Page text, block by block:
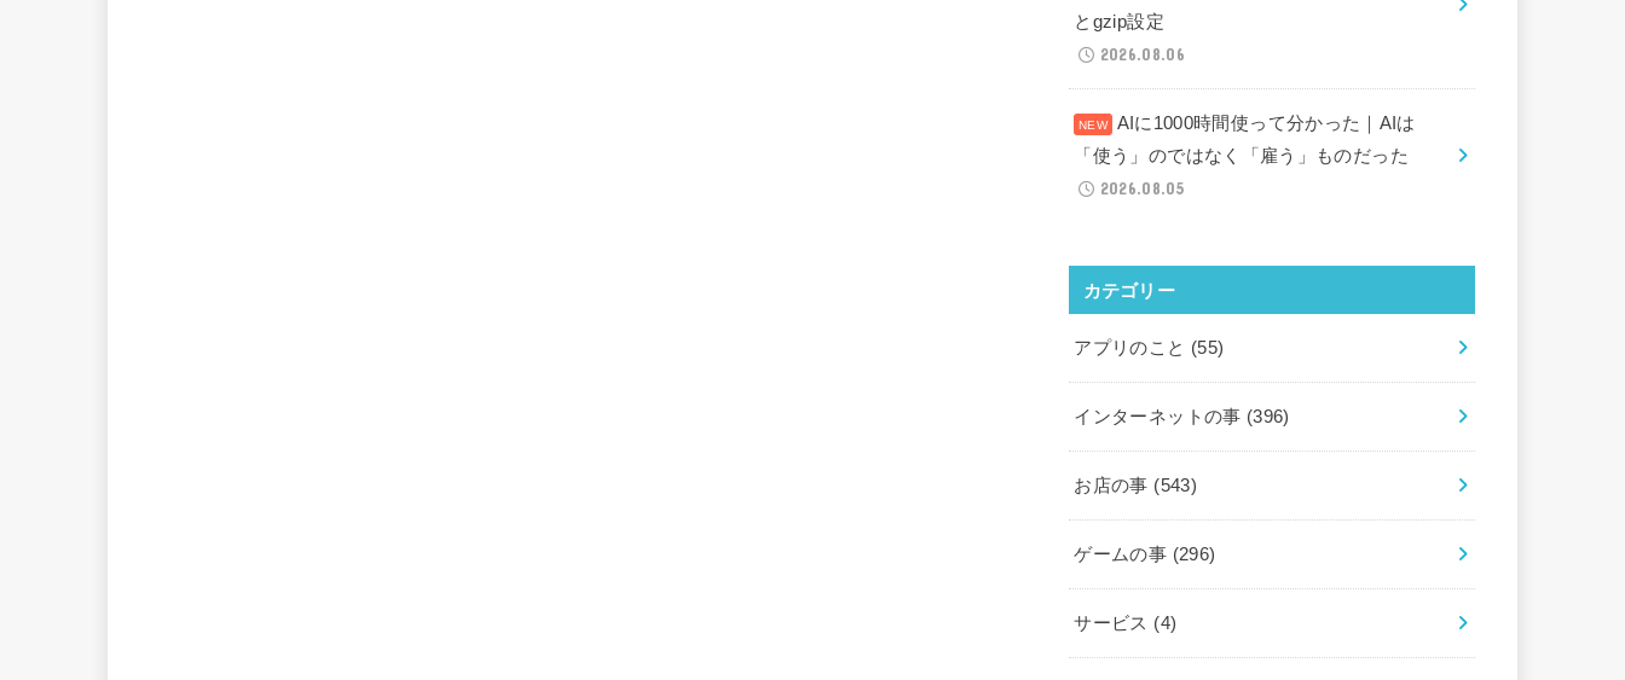
とgzip設定
2026.08.06
AIに1000時間使って分かった｜AIは
「使う」のではなく「雇う」ものだった
2026.08.05
カテゴリー
アプリのこと (55)
インターネットの事 (396)
お店の事 (543)
ゲームの事 (296)
サービス (4)